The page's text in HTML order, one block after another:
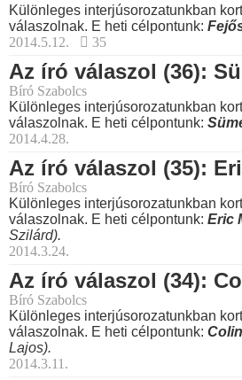
Különleges interjúsorozatunkban
válaszolnak. E heti célpontunk:
2014.5.12.
35
Az író válaszol (36):
Bíró Szabolcs
Különleges interjúsorozatunkban
válaszolnak. E heti célpontunk:
2014.4.28.
Az író válaszol (35):
Bíró Szabolcs
Különleges interjúsorozatunkban
válaszolnak. E heti célpontunk: Eric
Szilárd).
2014.3.24.
Az író válaszol (34):
Bíró Szabolcs
Különleges interjúsorozatunkban
válaszolnak. E heti célpontunk:
Lajos).
2014.3.11.